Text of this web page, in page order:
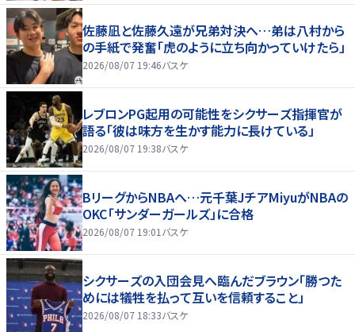
佐藤凪と佐藤久遠が兄弟対決へ…弟は八村から
の手紙で発奮「虎のように立ち向かっていけたら」
2026/08/07 19:46バスケ
レブロンPG起用の可能性をシクサーズ指揮官が
語る「彼は味方を生かす能力に長けている」
2026/08/07 19:38バスケ
BリーグからNBAへ…元千葉JチアMiyuがNBAの
OKC「サンダーガールズ」に合格
2026/08/07 19:01 バスケ
シクサーズの入団会見へ臨んだブラウン「勝つた
めには犠牲を払って互いを信頼すること」
2026/08/07 18:33バスケ